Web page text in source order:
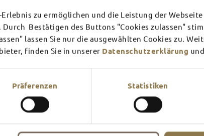
zu ermöglichen und die Leistung der
Bestätigen des Buttons "Cookies zulassen"
lassen Sie nur die ausgewählten Cookies zu.
finden Sie in unserer Datenschutzerklärung
Präferenzen Statistiken
THEATER
Mehr erfahren Mehr
Inspiration ansehen
In Fulda ist irgendwo immer
Theater – entdecke hier